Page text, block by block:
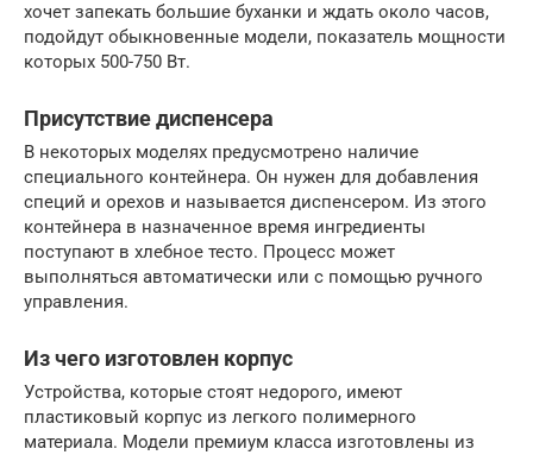
хочет запекать большие буханки и ждать около часов,
подойдут обыкновенные модели, показатель мощности
которых 500-750 Вт.
Присутствие диспенсера
В некоторых моделях предусмотрено наличие
специального контейнера. Он нужен для добавления
специй и орехов и называется диспенсером. Из этого
контейнера в назначенное время ингредиенты
поступают в хлебное тесто. Процесс может
выполняться автоматически или с помощью ручного
управления.
Из чего изготовлен корпус
Устройства, которые стоят недорого, имеют
пластиковый корпус из легкого полимерного
материала. Модели премиум класса изготовлены из